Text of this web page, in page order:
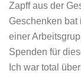
Zapff aus der
Geschenken
einer
Spenden für
Ich war total